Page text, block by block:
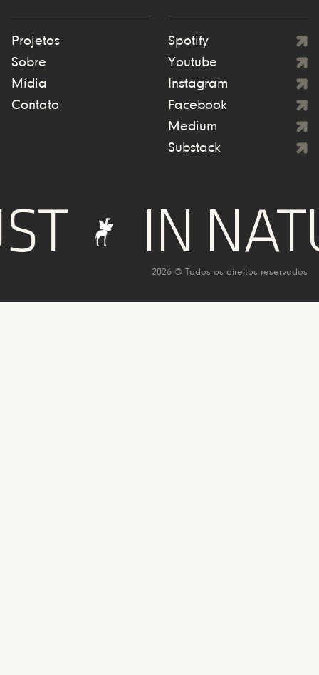
Projetos
Sobre
Mídia
Contato
Spotify
Youtube
Instagram
Facebook
Medium
Substack
IN NATURE
2026 © Todos os direitos reservados